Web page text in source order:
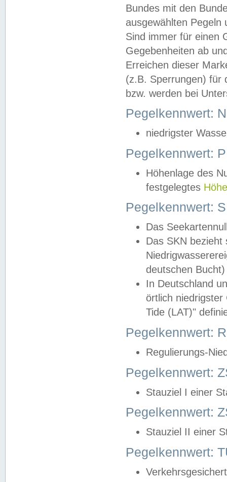
Bundes mit den
ausgewählten
Sind immer für einen
Gegebenheiten ab
Erreichen dieser
(z.B. Sperrungen) für
bzw. werden bei
Pegelkennwert:
niedrigster
Pegelkennwert:
Höhenlage des
festgelegtes
Pegelkennwert:
Das
Das SKN
deutschen
In Deutschland
örtlich
Tide (LAT)"
Pegelkennwert:
Regulierungs-
Pegelkennwert:
Stauziel I einer
Pegelkennwert:
Stauziel II einer
Pegelkennwert: